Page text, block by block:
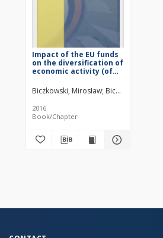
Impact of the EU funds
on the diversification of
economic activity (of
multi-functional
development of rural
areas
Biczkowski, Mirosław Biczkowska, Marta
2016
Book/Chapter